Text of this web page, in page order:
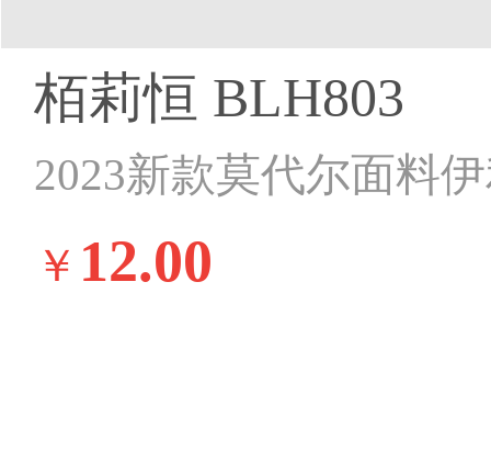
栢莉恒 BLH803
2023新款莫代尔面料
￥ 12.00